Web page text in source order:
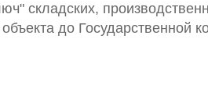
складских,
до Государственной